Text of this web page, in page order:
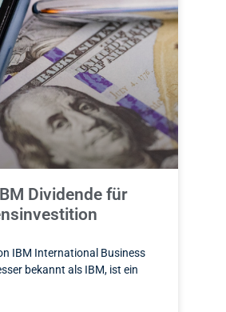
Dividende für
IBM International Business
bekannt als IBM, ist ein